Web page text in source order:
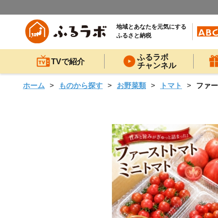
地域とあなたを元気にする
ふるさと納税
TVで紹介
ふるラボ
チャンネル
ホーム ものから探す お野菜類 トマト ファ